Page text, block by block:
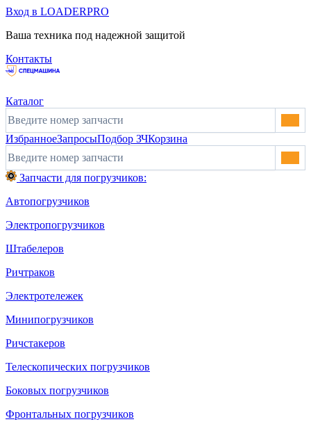
Вход в LOADERPRO
Ваша техника под надежной защитой
Контакты
Каталог
ИзбранноеЗапросыПодбор ЗЧКорзина
Запчасти для погрузчиков:
Автопогрузчиков
Электропогрузчиков
Штабелеров
Ричтраков
Электротележек
Минипогрузчиков
Ричстакеров
Телескопических погрузчиков
Боковых погрузчиков
Фронтальных погрузчиков